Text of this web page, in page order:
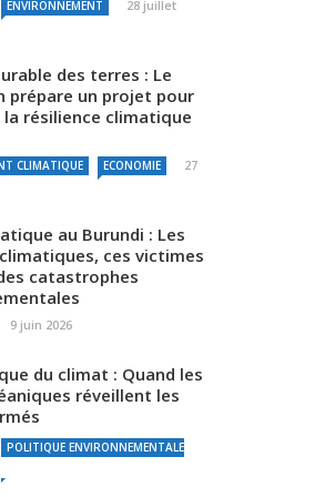
ENVIRONNEMENT
28 juillet
des terres : Le
prépare un projet pour
résilience climatique
CLIMATIQUE ECONOMIE
27
au Burundi : Les
ces victimes
catastrophes
9 juin 2026
du climat : Quand les
réveillent les
POLITIQUE ENVIRONNEMENTALE